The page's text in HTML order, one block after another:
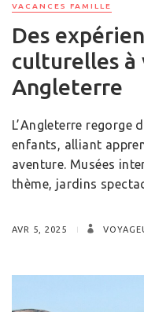
VACANCES FAMILLE
Des
culturelles à
Angleterre
L’Angleterre regorge
enfants, alliant
aventure. Musées
thème, jardins
AVR 5, 2025